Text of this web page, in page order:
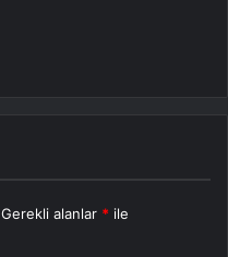
Gerekli alanlar * ile